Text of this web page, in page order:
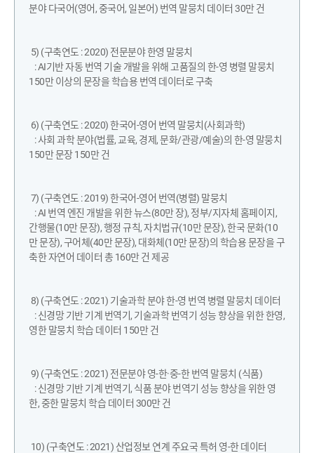
분야 다국어(영어, 중국어, 일본어) 번역 말뭉치 데이터 30만 건
5) (구축연도 : 2020) 전문분야 한영 말뭉치
: AI기반 자동 번역 기술 개발을 위해 고품질의 한-영 병렬 말뭉치
150만 이상의 문장을 학습용 번역 데이터로 구축
6) (구축연도 : 2020) 한국어-영어 번역 말뭉치(사회과학)
: 사회 과학 분야(법률, 교육, 경제, 문화/관광/예술)의 한-영 말뭉치
150만 문장 150만 건
7) (구축연도 : 2019) 한국어-영어 번역(병렬) 말뭉치
: AI 번역 엔진 개발을 위한 뉴스(80만 장), 정부/지자체 홈페이지,
간행물(10만 문장), 행정 규칙, 자치법규(10만 문장), 한국 문화(10
만 문장), 구어체(40만 문장), 대화체(10만 문장)의 학습용 문장을 구
축한 자연어 데이터 총 160만 건 제공
8) (구축연도 : 2021) 기술과학 분야 한-영 번역 병렬 말뭉치 데이터
: 신경망 기반 기계 번역기, 기술과학 번역기 성능 향상을 위한 한영,
영한 말뭉치 학습 데이터 150만 건
9) (구축연도 : 2021) 전문분야 영-한·중-한 번역 말뭉치 (식품)
: 신경망 기반 기계 번역기, 식품 분야 번역기 성능 향상을 위한 영
한, 중한 말뭉치 학습 데이터 300만 건
10) (구축연도 : 2021) 산업정보 연계 주요국 특허 영-한 데이터